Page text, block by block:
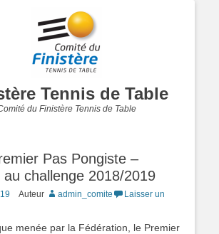
Tennis de Table
du Finistère Tennis de Table
Pas Pongiste –
au challenge 2018/2019
Auteur admin_comite
Laisser un
menée par la Fédération, le Premier